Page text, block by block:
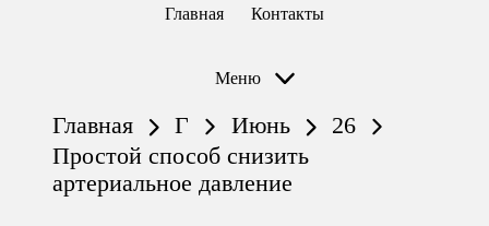
Главная Контакты
Меню
Главная Г Июнь
26
Простой способ снизить
артериальное давление